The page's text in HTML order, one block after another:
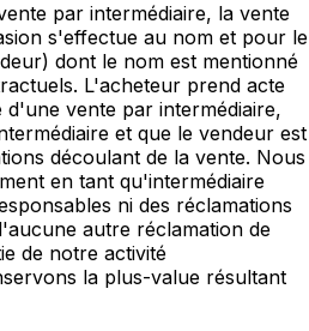
par intermédiaire, la vente
s'effectue au nom et pour le
dont le nom est mentionné
L'acheteur prend acte
vente par intermédiaire,
et que le vendeur est
découlant de la vente. Nous
en tant qu'intermédiaire
ni des réclamations
autre réclamation de
de notre activité
la plus-value résultant